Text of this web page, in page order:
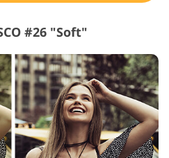
#26 "Soft"